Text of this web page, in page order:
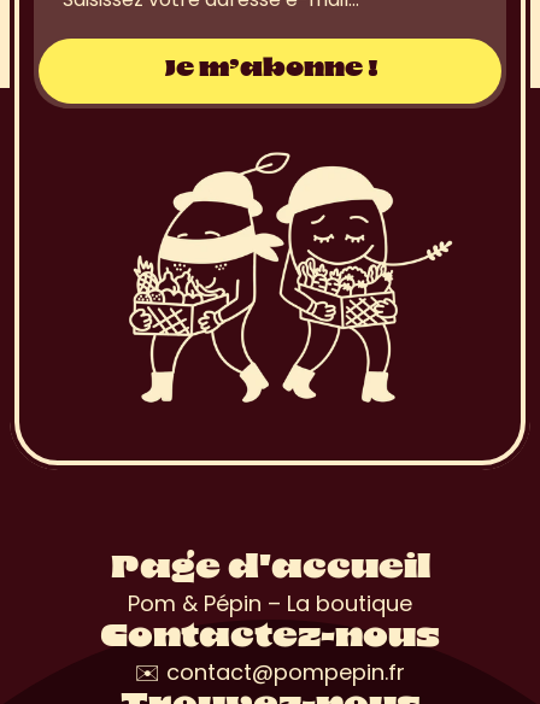
Page d'accueil
Pom & Pépin – La boutique
Contactez-nous
✉️ contact@pompepin.fr